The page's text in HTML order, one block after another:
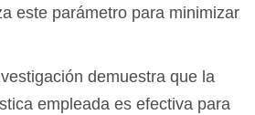
este parámetro para minimizar
demuestra que la
empleada es efectiva para